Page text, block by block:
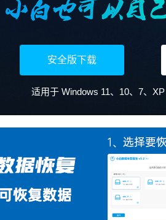
安全版下载
适用于 Windows 11、10、7、